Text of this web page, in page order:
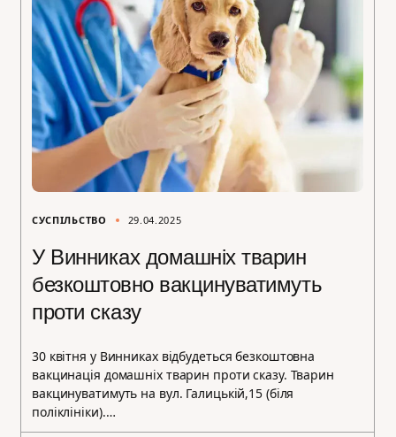
СУСПІЛЬСТВО 29.04.2025
У Винниках домашніх тварин
безкоштовно вакцинуватимуть
проти сказу
30 квітня у Винниках відбудеться безкоштовна
вакцинація домашніх тварин проти сказу. Тварин
вакцинуватимуть на вул. Галицькій,15 (біля
поліклініки).…